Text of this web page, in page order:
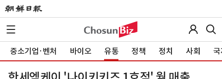
중소기업·벤처 바이오 유통 정책 정치 사회